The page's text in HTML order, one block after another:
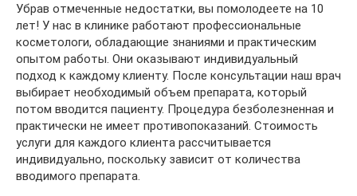
Убрав отмеченные недостатки, вы помолодеете на 10
лет! У нас в клинике работают профессиональные
косметологи, обладающие знаниями и практическим
опытом работы. Они оказывают индивидуальный
подход к каждому клиенту. После консультации наш врач
выбирает необходимый объем препарата, который
потом вводится пациенту. Процедура безболезненная и
практически не имеет противопоказаний. Стоимость
услуги для каждого клиента рассчитывается
индивидуально, поскольку зависит от количества
вводимого препарата.